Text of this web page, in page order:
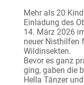
Mehr als 20
Einladung des
14. März 2026
neuer Nisthilfen
Wildinsekten.
Bevor es ganz
ging, gaben die
Hella Tänzer